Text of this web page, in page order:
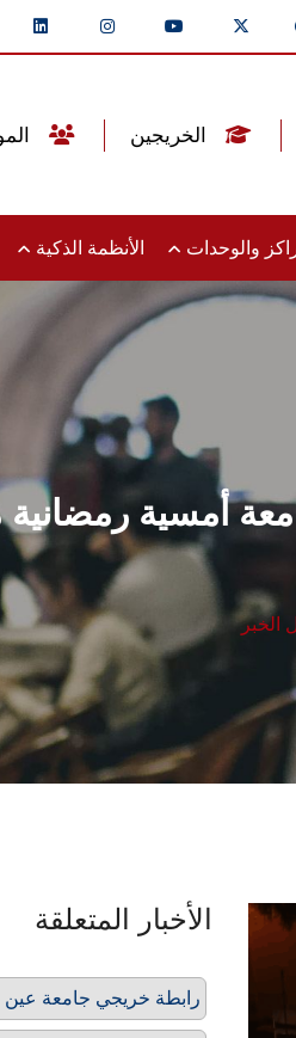
والوحدات الأنظمة الذكية
أمسية رمضانية
الخبر
الأخبار المتعلقة
رابطة خريجي جامعة